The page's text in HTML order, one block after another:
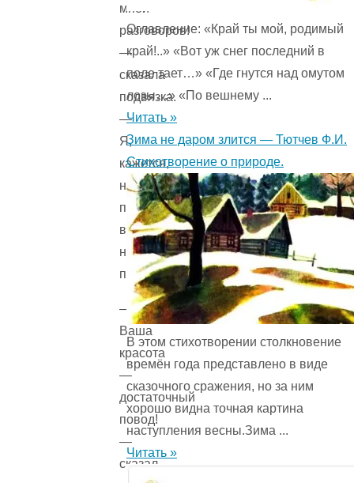
мной
разговоров!
—
сказала
подвязка.
—
Я,
кажется,
не
подавала
вам
никакого
повода!
—
Ваша
красота
—
достаточный
повод!
—
сказал
Оглавление: «Край ты мой, родимый
край!..» «Вот уж снег последний в
поле тает…» «Где гнутся над омутом
лозы…» «По вешнему ...
Читать »
Зима не даром злится — Тютчев Ф.И.
Стихотворение о природе.
В этом стихотворении столкновение
времён года представ­лено в виде
сказочного сражения, но за ним
хорошо видна точная картина
наступления весны.Зима ...
Читать »